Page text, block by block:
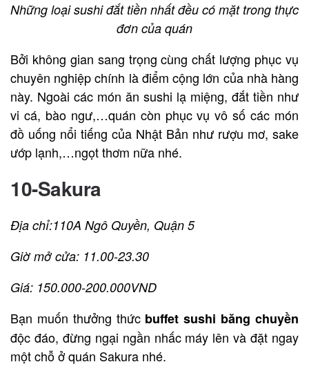
Những loại sushi đắt tiền nhất đều có mặt trong thực
đơn của quán
Bởi không gian sang trọng cùng chất lượng phục vụ
chuyên nghiệp chính là điểm cộng lớn của nhà hàng
này. Ngoài các món ăn sushi lạ miệng, đắt tiền như
vi cá, bào ngư,…quán còn phục vụ vô số các món
đồ uống nổi tiếng của Nhật Bản như rượu mơ, sake
ướp lạnh,…ngọt thơm nữa nhé.
10-Sakura
Địa chỉ:110A Ngô Quyền, Quận 5
Giờ mở cửa: 11.00-23.30
Giá: 150.000-200.000VND
Bạn muốn thưởng thức buffet sushi băng chuyền
độc đáo, đừng ngại ngần nhấc máy lên và đặt ngay
một chỗ ở quán Sakura nhé.